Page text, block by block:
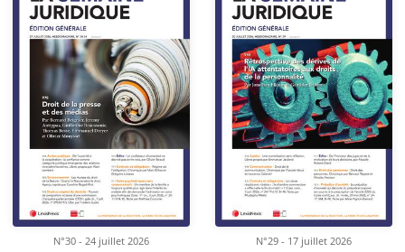
N°30 - 24 juillet 2026 N°29 - 17 juillet 2026